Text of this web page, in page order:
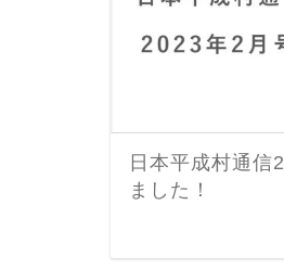
日本平成村通信
ました！